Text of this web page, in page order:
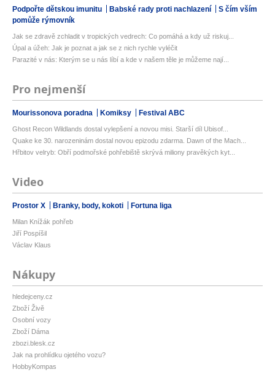
Podpořte dětskou imunitu Babské rady proti nachlazení
S čím vším
pomůže rýmovník
Jak se zdravě zchladit v tropických vedrech: Co pomáhá a kdy už riskuj...
Úpal a úžeh: Jak je poznat a jak se z nich rychle vyléčit
Parazité v nás: Kterým se u nás líbí a kde v našem těle je můžeme nají...
Pro nejmenší
Mourissonova poradna Komiksy Festival ABC
Ghost Recon Wildlands dostal vylepšení a novou misi. Starší díl Ubisof...
Quake ke 30. narozeninám dostal novou epizodu zdarma. Dawn of the Mach...
Hřbitov velryb: Obří podmořské pohřebiště skrývá miliony pravěkých kyt...
Video
Prostor X Branky, body, kokoti Fortuna liga
Milan Knížák pohřeb
Jiří Pospíšil
Václav Klaus
Nákupy
hledejceny.cz
Zboží Živě
Osobní vozy
Zboží Dáma
zbozi.blesk.cz
Jak na prohlídku ojetého vozu?
HobbyKompas